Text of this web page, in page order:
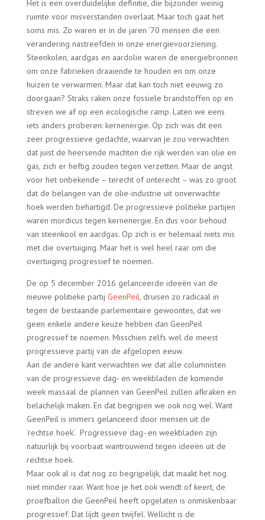
Het is een overduidelijke definitie, die bijzonder weinig
ruimte voor misverstanden overlaat. Maar toch gaat het
soms mis. Zo waren er in de jaren ’70 mensen die een
verandering nastreefden in onze energievoorziening.
Steenkolen, aardgas en aardolie waren de energiebronnen
om onze fabrieken draaiende te houden en om onze
huizen te verwarmen. Maar dat kan toch niet eeuwig zo
doorgaan? Straks raken onze fossiele brandstoffen op en
streven we af op een ecologische ramp. Laten we eens
iets anders proberen: kernenergie. Op zich was dit een
zeer progressieve gedachte, waarvan je zou verwachten
dat juist de heersende machten die rijk werden van olie en
gas, zich er heftig zouden tegen verzetten. Maar de angst
voor het onbekende – terecht of onterecht – was zo groot
dat de belangen van de olie-industrie uit onverwachte
hoek werden behartigd. De progressieve politieke partijen
waren mordicus tegen kernenergie. En dus voor behoud
van steenkool en aardgas. Op zich is er helemaal niets mis
met die overtuiging. Maar het is wel heel raar om die
overtuiging progressief te noemen.
De op 5 december 2016 gelanceerde ideeën van de
nieuwe politieke partij GeenPeil, druisen zo radicaal in
tegen de bestaande parlementaire gewoontes, dat we
geen enkele andere keuze hebben dan GeenPeil
progressief te noemen. Misschien zelfs wel de meest
progressieve partij van de afgelopen eeuw.
Aan de andere kant verwachten we dat alle columnisten
van de progressieve dag- en weekbladen de komende
week massaal de plannen van GeenPeil zullen afkraken en
belachelijk maken. En dat begrijpen we ook nog wel. Want
GeenPeil is immers gelanceerd door mensen uit de
‘rechtse hoek’. Progressieve dag- en weekbladen zijn
natuurlijk bij voorbaat wantrouwend tegen ideeën uit de
rechtse hoek.
Maar ook al is dat nog zo begrijpelijk, dat maakt het nog
niet minder raar. Want hoe je het ook wendt of keert, de
proefballon die GeenPeil heeft opgelaten is onmiskenbaar
progressief. Dat lijdt geen twijfel. Wellicht is de